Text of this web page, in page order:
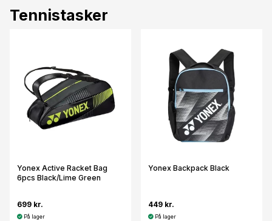
Tennistasker
Yonex Active Racket Bag
6pcs Black/Lime Green
699 kr.
På lager
Yonex Backpack Black
449 kr.
På lager